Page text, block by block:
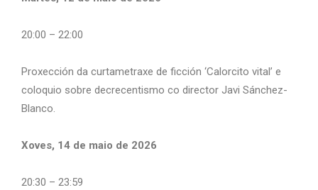
20:00 – 22:00
Proxección da curtametraxe de ficción ‘Calorcito vital’ e
coloquio sobre decrecentismo co director Javi Sánchez-
Blanco.
Xoves, 14 de maio de 2026
20:30 – 23:59